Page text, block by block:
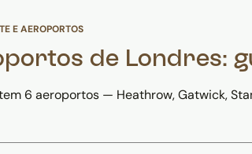
E AEROPORTOS
de Londres:
6 aeroportos — Heathrow, Gatwick,